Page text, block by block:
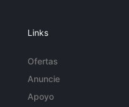
Links
Ofertas
Anuncie
Apoyo